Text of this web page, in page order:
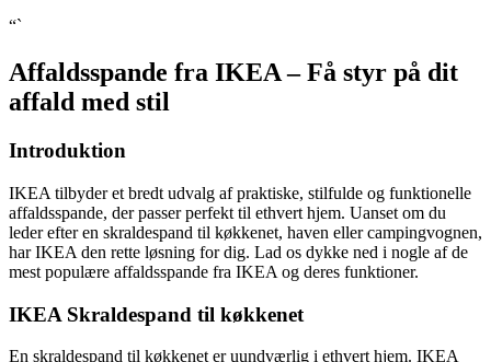
“`
Affaldsspande fra IKEA – Få styr på dit
affald med stil
Introduktion
IKEA tilbyder et bredt udvalg af praktiske, stilfulde og funktionelle
affaldsspande, der passer perfekt til ethvert hjem. Uanset om du
leder efter en skraldespand til køkkenet, haven eller campingvognen,
har IKEA den rette løsning for dig. Lad os dykke ned i nogle af de
mest populære affaldsspande fra IKEA og deres funktioner.
IKEA Skraldespand til køkkenet
En skraldespand til køkkenet er uundværlig i ethvert hjem. IKEA